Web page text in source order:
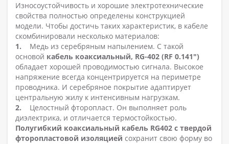
Износоустойчивость и хорошие электротехнические
свойства полностью определены конструкцией
модели. Чтобы достичь таких характеристик, в кабеле
скомбинировали несколько материалов:
1. Медь из серебряным напылением. С такой
основой кабель коаксиальный, RG-402 (RF 0.141")
обладает хорошей проводимостью сигнала. Высокое
напряжение всегда концентрируется на периметре
проводника. И серебряное покрытие адаптирует
центральную жилу к интенсивным нагрузкам.
2. Целостный фторопласт. Он выполняет роль
диэлектрика, и отличается термостойкостью.
Полугибкий коаксиальный кабель RG402 с твердой
фторопластовой изоляцией сохранит свою форму во